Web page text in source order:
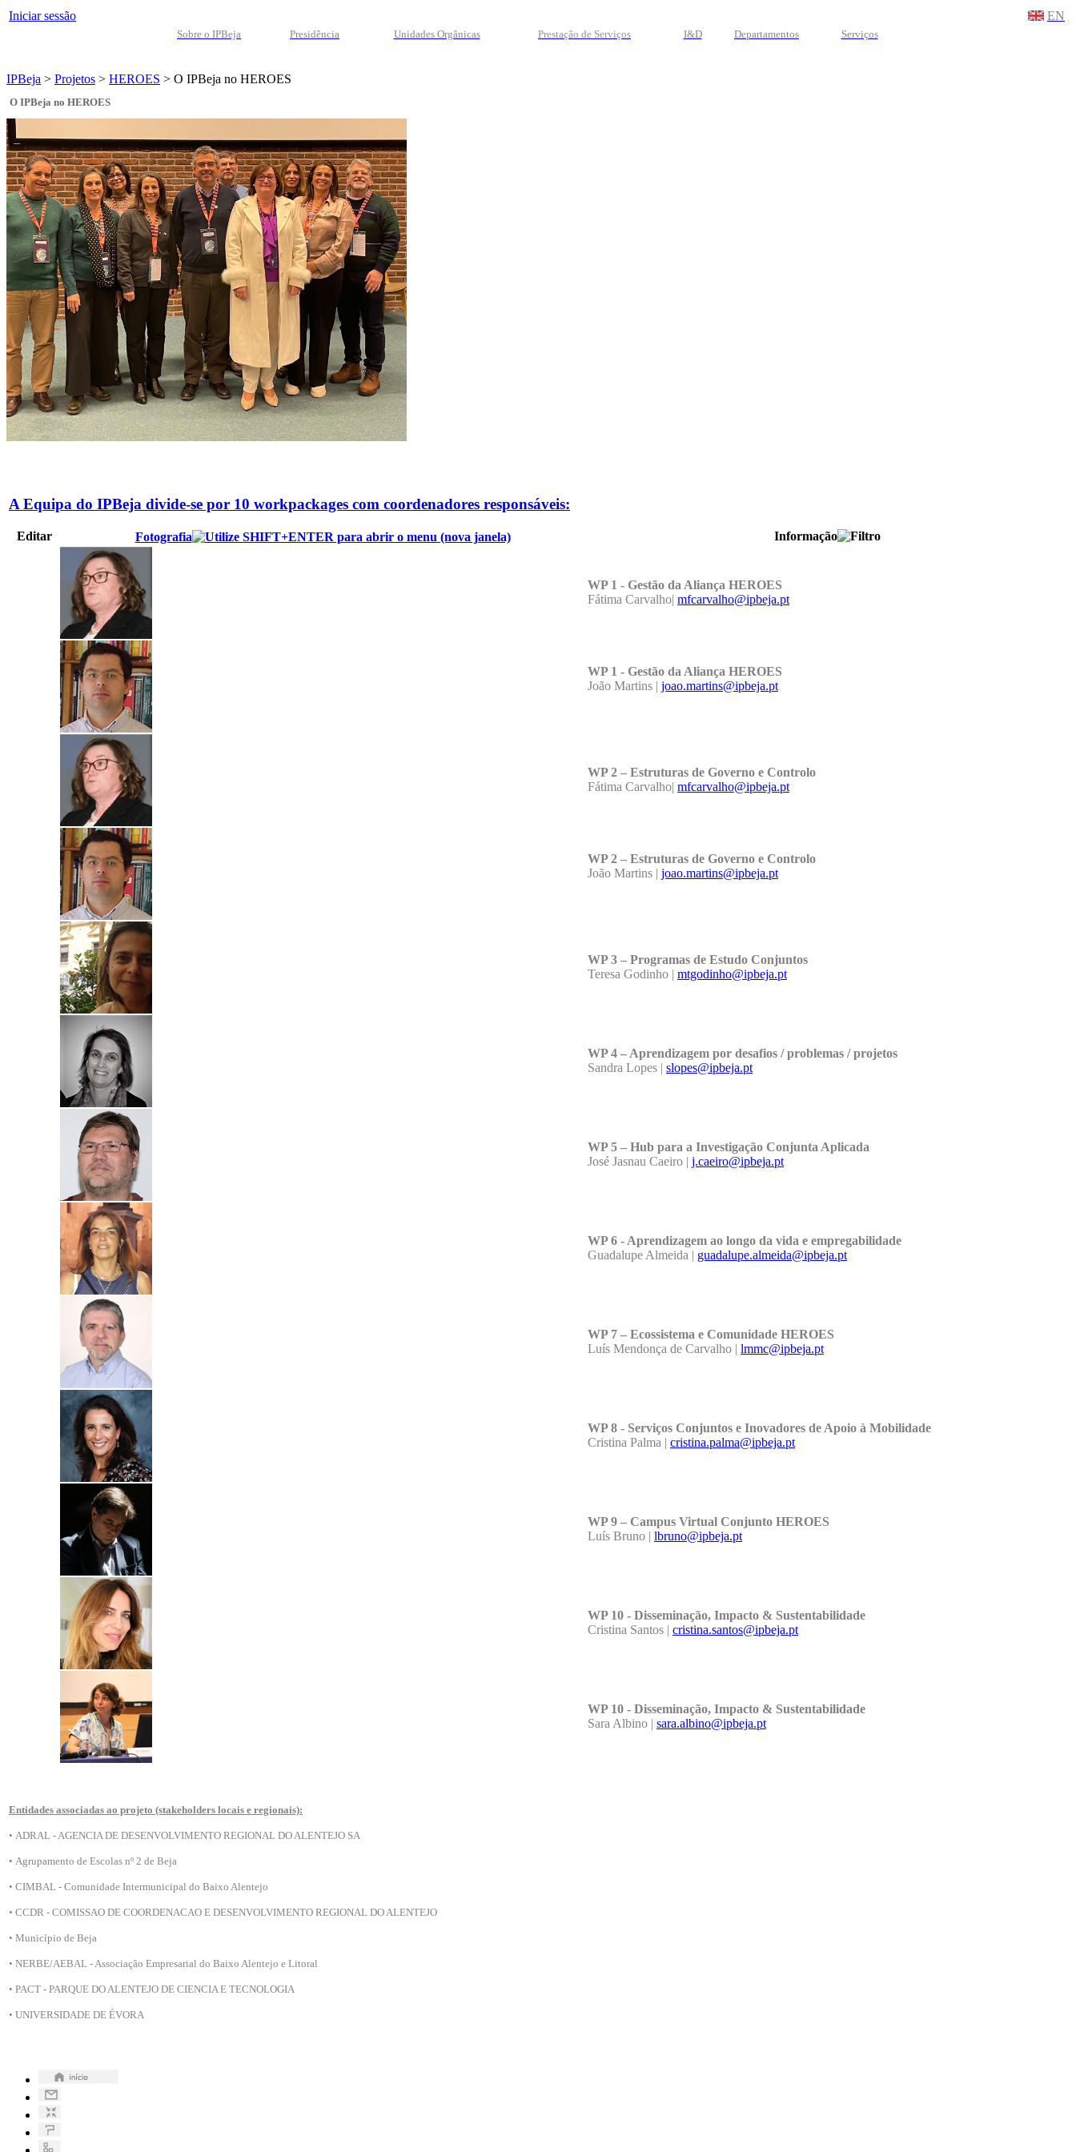
Iniciar sessão EN
Sobre o IPBeja Presidência Unidades Orgânicas Prestação de Serviços I&D Departamentos Serviços
IPBeja > Projetos > HEROES > O IPBeja no HEROES
O IPBeja no HEROES
A Equipa do IPBeja divide-se por 10 workpackages com coordenadores responsáveis:
Editar Fotografia Informação
WP 1 - Gestão da Aliança HEROES
Fátima Carvalho| mfcarvalho@ipbeja.pt
WP 1 - Gestão da Aliança HEROES
João Martins | joao.martins@ipbeja.pt
WP 2 – Estruturas de Governo e Controlo
Fátima Carvalho| mfcarvalho@ipbeja.pt
WP 2 – Estruturas de Governo e Controlo
João Martins | joao.martins@ipbeja.pt
WP 3 – Programas de Estudo Conjuntos
Teresa Godinho | mtgodinho@ipbeja.pt
WP 4 – Aprendizagem por desafios / problemas / projetos
Sandra Lopes | slopes@ipbeja.pt
WP 5 – Hub para a Investigação Conjunta Aplicada
José Jasnau Caeiro | j.caeiro@ipbeja.pt
WP 6 - Aprendizagem ao longo da vida e empregabilidade
Guadalupe Almeida | guadalupe.almeida@ipbeja.pt
WP 7 – Ecossistema e Comunidade HEROES
Luís Mendonça de Carvalho | lmmc@ipbeja.pt
WP 8 - Serviços Conjuntos e Inovadores de Apoio à Mobilidade
Cristina Palma | cristina.palma@ipbeja.pt
WP 9 – Campus Virtual Conjunto HEROES
Luís Bruno | lbruno@ipbeja.pt
WP 10 - Disseminação, Impacto & Sustentabilidade
Cristina Santos | cristina.santos@ipbeja.pt
WP 10 - Disseminação, Impacto & Sustentabilidade
Sara Albino | sara.albino@ipbeja.pt
Entidades associadas ao projeto (stakeholders locais e regionais):
• ADRAL - AGENCIA DE DESENVOLVIMENTO REGIONAL DO ALENTEJO SA
• Agrupamento de Escolas nº 2 de Beja
• CIMBAL - Comunidade Intermunicipal do Baixo Alentejo
• CCDR - COMISSAO DE COORDENACAO E DESENVOLVIMENTO REGIONAL DO ALENTEJO
• Município de Beja
• NERBE/AEBAL - Associação Empresarial do Baixo Alentejo e Litoral
• PACT - PARQUE DO ALENTEJO DE CIENCIA E TECNOLOGIA
• UNIVERSIDADE DE ÉVORA